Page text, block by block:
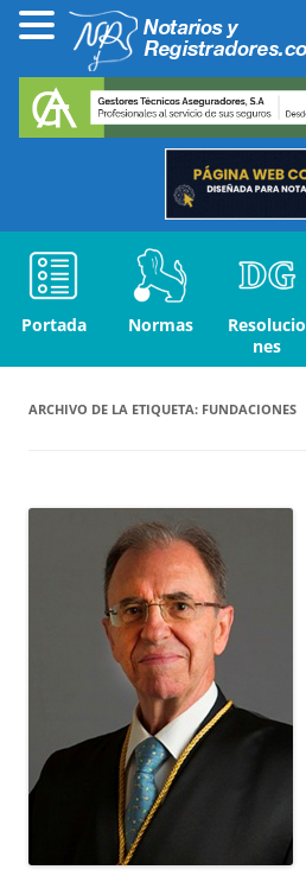
Portada Normas
Resolucio
nes
ARCHIVO DE LA ETIQUETA: FUNDACIONES